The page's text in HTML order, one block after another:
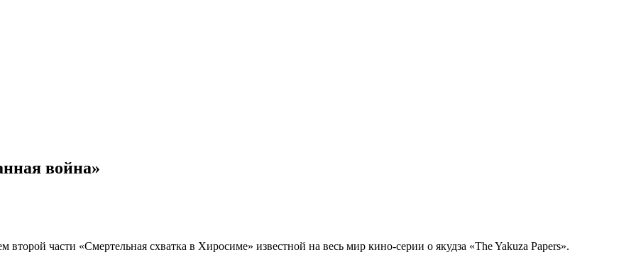
война»
части «Смертельная схватка в Хиросиме» известной на весь мир кино-серии о якудза «The Yakuza Papers».